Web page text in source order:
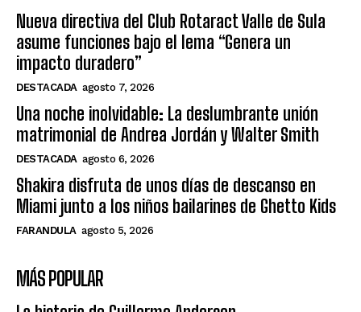
Nueva directiva del Club Rotaract Valle de Sula
asume funciones bajo el lema “Genera un
impacto duradero”
DESTACADA agosto 7, 2026
Una noche inolvidable: La deslumbrante unión
matrimonial de Andrea Jordán y Walter Smith
DESTACADA agosto 6, 2026
Shakira disfruta de unos días de descanso en
Miami junto a los niños bailarines de Ghetto Kids
FARANDULA agosto 5, 2026
MÁS POPULAR